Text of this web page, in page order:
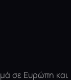
σε Ευρώπη και